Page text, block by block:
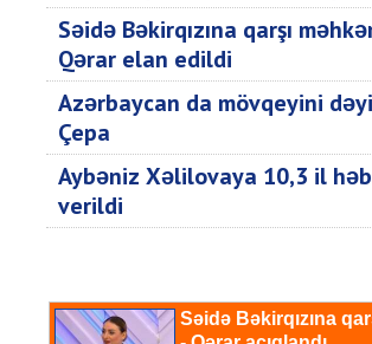
Səidə Bəkirqızına qarşı
Qərar elan edildi
Azərbaycan da mövqeyini
Çepa
Aybəniz Xəlilovaya 10,3 il
verildi